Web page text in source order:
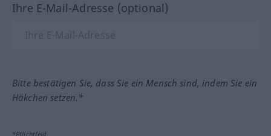
Ihre E-Mail-Adresse (optional)
Bitte bestätigen Sie, dass Sie ein Mensch sind, indem Sie ein
Häkchen setzen.*
*Pflichtfeld